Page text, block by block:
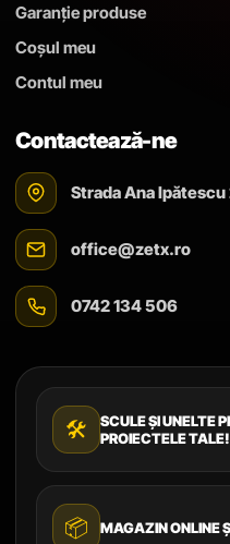
Garanție produse
Coșul meu
Contul meu
Contactează-ne
Strada Ana
office@zetx.ro
0742 134 506
🛠️
SCULE ȘI UNELTE
PROIECTELE TALE!
📦 MAGAZIN ONLINE